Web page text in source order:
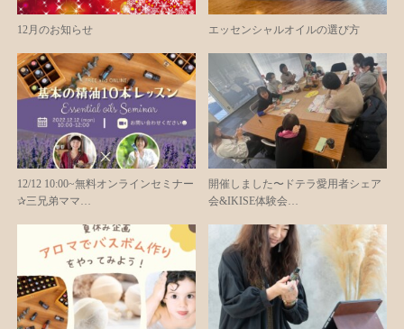
12月のお知らせ エッセンシャルオイルの選び方
12/12 10:00~無料オンラインセミナー
✰三兄弟ママ…
開催しました〜ドテラ愛用者シェア
会&IKISE体験会…